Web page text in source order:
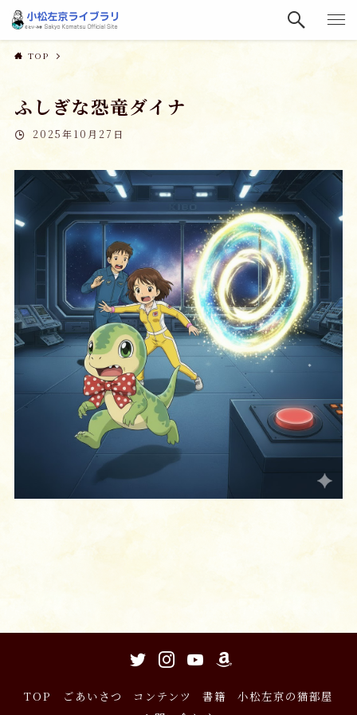
TOP
ふしぎな恐竜ダイナ
2025年10月27日
TOP ごあいさつ コンテンツ 書籍
小松左京の猫部屋